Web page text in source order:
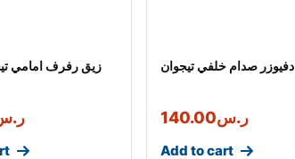
زيق رفرف امامي دفيوزر صدام خلفي تيجوان
ر.س140.00
Add to cart